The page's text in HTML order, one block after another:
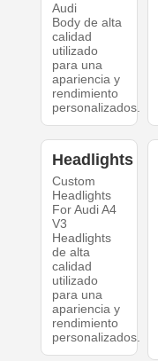
Audi
Body de alta
calidad
utilizado
para una
apariencia y
rendimiento
personalizados.
Headlights
Custom
Headlights
For Audi A4
V3
Headlights
de alta
calidad
utilizado
para una
apariencia y
rendimiento
personalizados.